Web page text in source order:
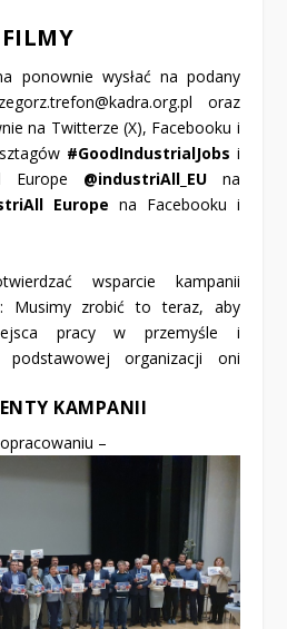
FILMY
ponownie wysłać na podany
oraz
na Twitterze (X), Facebooku i
#GoodIndustrialJobs i
Europe @industriAll_EUna
Europe na Facebooku i
wsparcie kampanii
Musimy zrobić to teraz, aby
pracy w przemyśle i
organizacji oni
KAMPANII
–